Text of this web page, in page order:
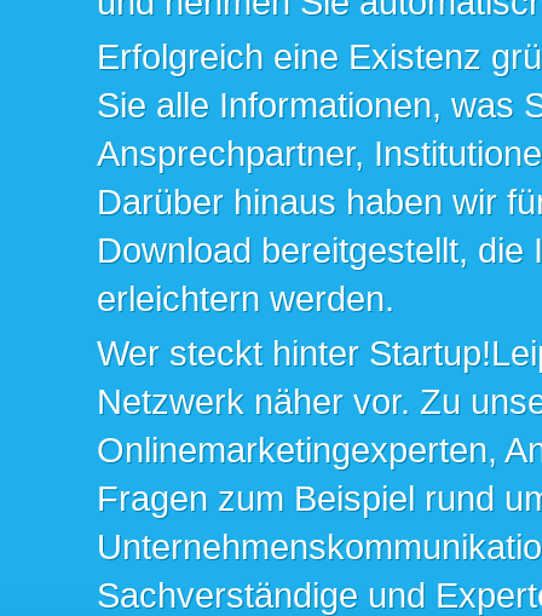
Erfolgreich eine Existenz
Sie alle Informationen, was
Ansprechpartner,
Darüber hinaus haben wir
Download bereitgestellt,
erleichtern werden.
Wer steckt hinter
Netzwerk näher vor. Zu
Onlinemarketingexperten,
Fragen zum Beispiel rund
Sachverständige und